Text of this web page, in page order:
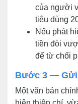
của người
tiêu dùng
Nếu phát
tiền đòi
để từ chối
Bước 3 — Gửi
Một văn bản